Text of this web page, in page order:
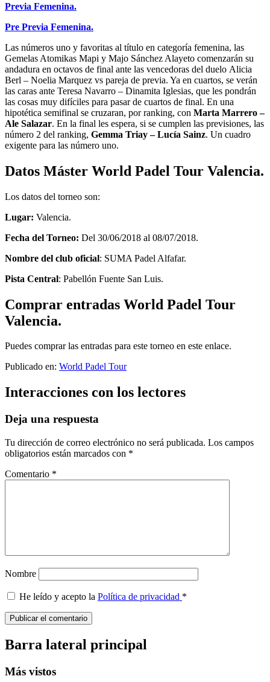
Previa Femenina.
Pre Previa Femenina.
Las números uno y favoritas al título en categoría femenina, las
Gemelas Atomikas Mapi y Majo Sánchez Alayeto comenzarán su
andadura en octavos de final ante las vencedoras del duelo Alicia
Berl – Noelia Marquez vs pareja de previa. Ya en cuartos, se verán
las caras ante Teresa Navarro – Dinamita Iglesias, que les pondrán
las cosas muy difíciles para pasar de cuartos de final. En una
hipotética semifinal se cruzaran, por ranking, con Marta Marrero –
Ale Salazar. En la final les espera, si se cumplen las previsiones, las
número 2 del ranking, Gemma Triay – Lucía Sainz. Un cuadro
exigente para las número uno.
Datos Máster World Padel Tour Valencia.
Los datos del torneo son:
Lugar: Valencia.
Fecha del Torneo: Del 30/06/2018 al 08/07/2018.
Nombre del club oficial: SUMA Padel Alfafar.
Pista Central: Pabellón Fuente San Luis.
Comprar entradas World Padel Tour
Valencia.
Puedes comprar las entradas para este torneo en este enlace.
Publicado en: World Padel Tour
Interacciones con los lectores
Deja una respuesta
Tu dirección de correo electrónico no será publicada. Los campos
obligatorios están marcados con *
Comentario *
Nombre
He leído y acepto la Política de privacidad *
Barra lateral principal
Más vistos